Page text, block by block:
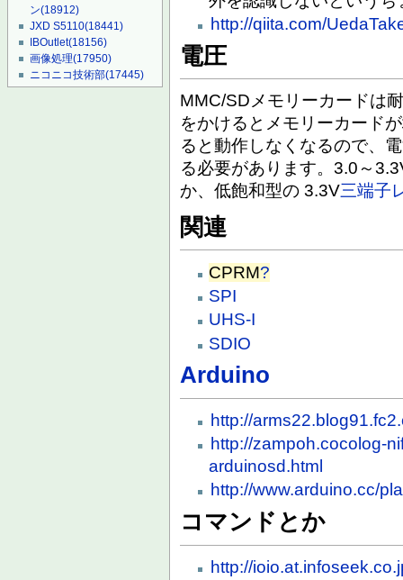
ン(18912)
JXD S5110(18441)
IBOutlet(18156)
画像処理(17950)
ニコニコ技術部(17445)
http://qiita.com/
電圧
MMC/SDメモリーカードは
をかけるとメモリーカード
ると動作しなくなるので、
る必要があります。3.0～
か、低飽和型の 3.3V三端子
関連
CPRM?
SPI
UHS-I
SDIO
Arduino
http://
http://zampoh.cocolog-
arduinosd.html
http://www.arduino.cc/
コマンドとか
http://